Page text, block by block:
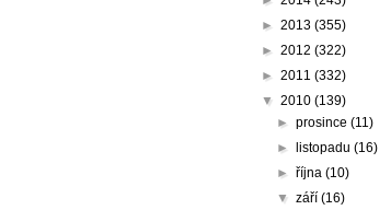
► 2013 (355)
► 2012 (322)
► 2011 (332)
▼ 2010 (139)
►prosince(11)
►
listopadu(16)
►října(10)
▼září(16)